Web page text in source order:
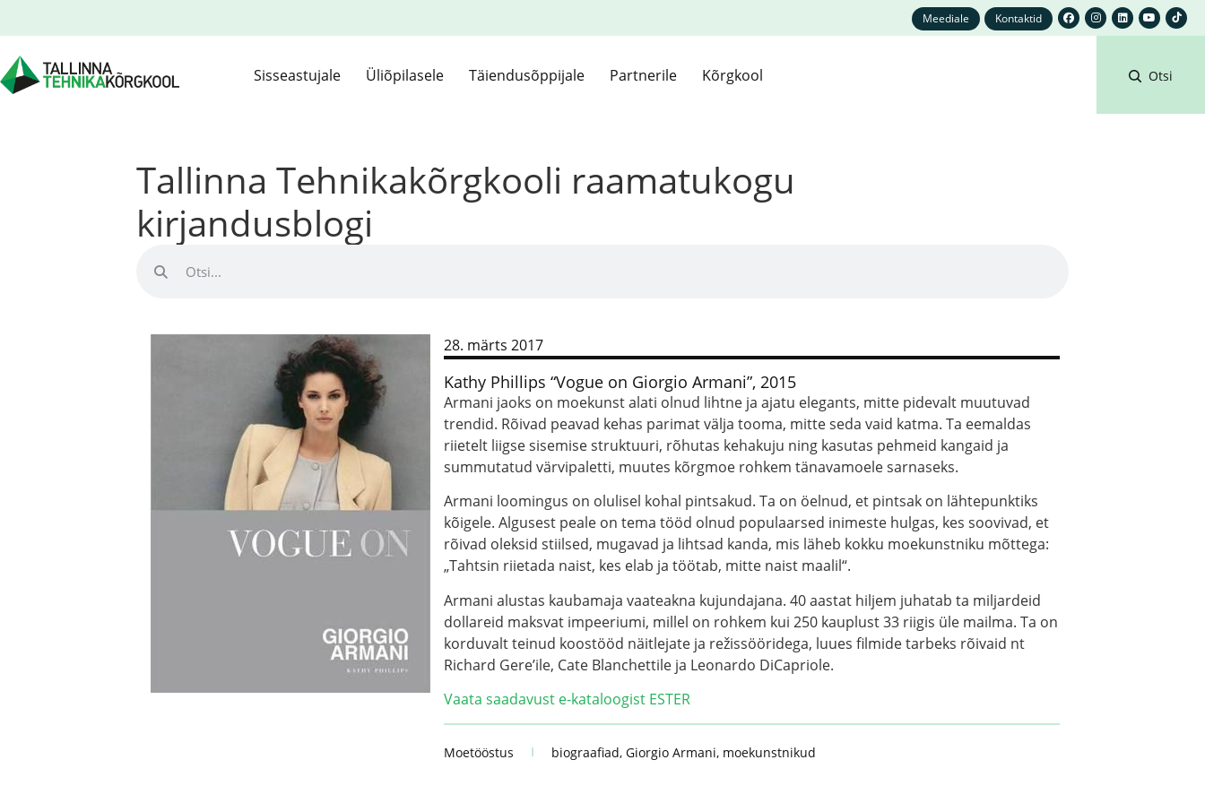
Meediale Kontaktid
Sisseastujale Üliõpilasele Täiendusõppijale Partnerile Kõrgkool Otsi
Tallinna Tehnikakõrgkooli raamatukogu
kirjandusblogi
28. märts 2017
Kathy Phillips “Vogue on Giorgio Armani”, 2015
Armani jaoks on moekunst alati olnud lihtne ja ajatu elegants, mitte pidevalt muutuvad
trendid. Rõivad peavad kehas parimat välja tooma, mitte seda vaid katma. Ta eemaldas
riietelt liigse sisemise struktuuri, rõhutas kehakuju ning kasutas pehmeid kangaid ja
summutatud värvipaletti, muutes kõrgmoe rohkem tänavamoele sarnaseks.
Armani loomingus on olulisel kohal pintsakud. Ta on öelnud, et pintsak on lähtepunktiks
kõigele. Algusest peale on tema tööd olnud populaarsed inimeste hulgas, kes soovivad, et
rõivad oleksid stiilsed, mugavad ja lihtsad kanda, mis läheb kokku moekunstniku mõttega:
„Tahtsin riietada naist, kes elab ja töötab, mitte naist maalil“.
Armani alustas kaubamaja vaateakna kujundajana. 40 aastat hiljem juhatab ta miljardeid
dollareid maksvat impeeriumi, millel on rohkem kui 250 kauplust 33 riigis üle mailma. Ta on
korduvalt teinud koostööd näitlejate ja režissööridega, luues filmide tarbeks rõivaid nt
Richard Gere’ile, Cate Blanchettile ja Leonardo DiCapriole.
Vaata saadavust e-kataloogist ESTER
Moetööstus biograafiad,Giorgio Armani, moekunstnikud